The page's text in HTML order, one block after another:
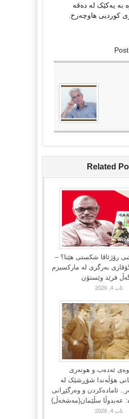
بە یەکێک لە دەقە
کوردیی هاوچەرخ.
Related
رۆژئاڤا شکستی هێنا؟ –
بەرگری لە مارکسیزم
فرێد وێستۆن
ئاب 4, 2026
ئەدەب و هونەری
هۆڵەندا شۆڕشێک لە
ئامادەکردن و وەرگێڕانی
عەبدوڵا سڵێمان(مەشخەڵ)
ئاب 4, 2026